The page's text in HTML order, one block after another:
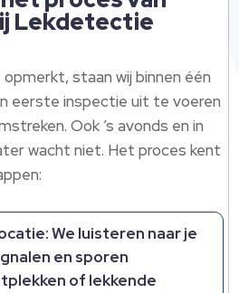
Lekdetectie
staan wij binnen één
eerste inspectie uit te voeren
Ook ’s avonds en in
wacht niet. Het proces kent
We luisteren naar je
en sporen
of lekkende